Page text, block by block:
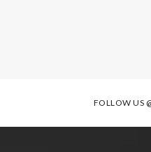
FOLLOW US